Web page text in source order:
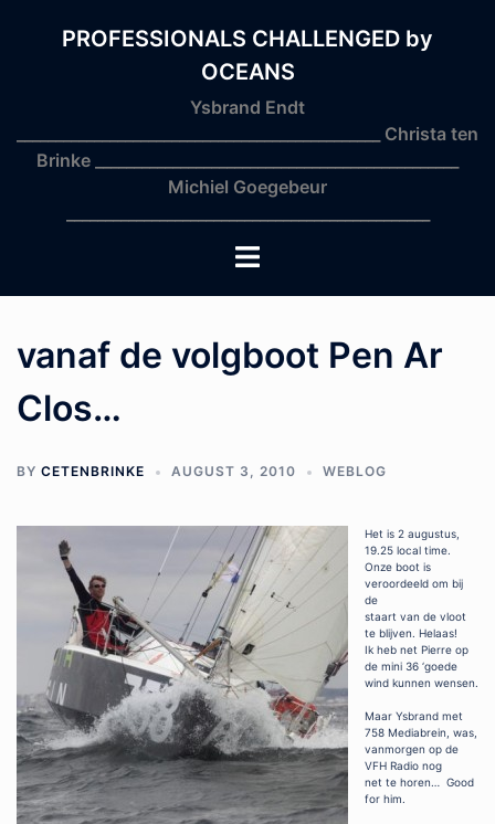
PROFESSIONALS CHALLENGED by
OCEANS
Ysbrand Endt
_______________________________________________ Christa ten
Brinke _______________________________________________
Michiel Goegebeur
Toggle
menu
vanaf de volgboot Pen Ar
Clos…
BY CETENBRINKE AUGUST 3, 2010 WEBLOG
Het is 2 augustus,
19.25 local time.
Onze boot is
veroordeeld om bij
de
staart van de vloot
te blijven. Helaas!
Ik heb net Pierre op
de mini 36 ‘goede
wind kunnen wensen.
Maar Ysbrand met
758 Mediabrein, was,
vanmorgen op de
VFH Radio nog
net te horen… Good
for him.